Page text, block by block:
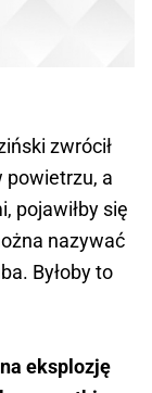
zwrócił
powietrzu, a
pojawiłby się
nazywać
Byłoby to
na eksplozję